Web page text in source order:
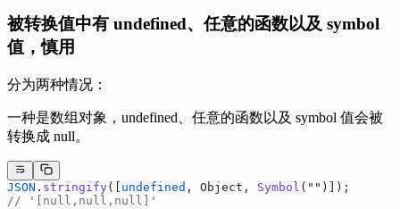
被转换值中有 undefined、任意的函数以及 symbol
值，慎用
分为两种情况：
一种是数组对象，undefined、任意的函数以及 symbol 值会被
转换成 null。
JSON . stringify([ undefined , Object, Symbol ( "" )]);
// '[null,null,null]'